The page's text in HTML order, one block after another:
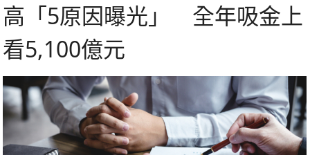
高「5原因曝光」 全年吸金上
看5,100億元